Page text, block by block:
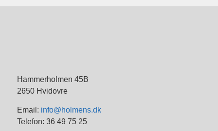
Hammerholmen 45B
2650 Hvidovre
Email: info@holmens.dk
Telefon: 36 49 75 25